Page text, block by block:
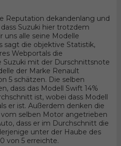
Reputation dekandenlang und
Suzuki hier trotzdem
uns alle seine Modelle
sagt die objektive Statistik,
Webportals die
Suzuki mit der Durschnittsnote
der Marke Renault
5 schätzen. Die selben
dass das Modell Swift 14%
ist, wobei dass Modell
er ist. Außerdem denken die
selben Motor angetrieben
dass er im Durchschnitt die
unter der Haube des
von 5 erreichte.